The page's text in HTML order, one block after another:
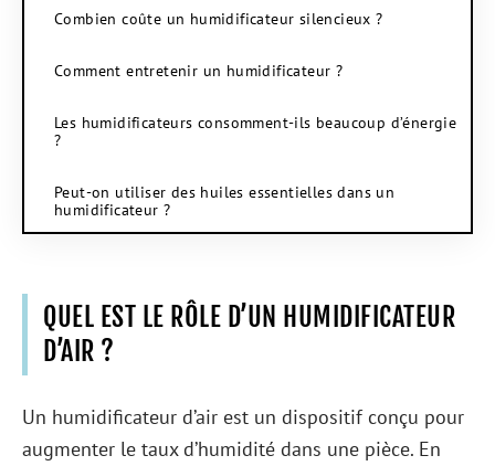
Combien coûte un humidificateur silencieux ?
Comment entretenir un humidificateur ?
Les humidificateurs consomment-ils beaucoup d’énergie
?
Peut-on utiliser des huiles essentielles dans un
humidificateur ?
QUEL EST LE RÔLE D’UN HUMIDIFICATEUR
D’AIR ?
Un humidificateur d’air est un dispositif conçu pour
augmenter le taux d’humidité dans une pièce. En